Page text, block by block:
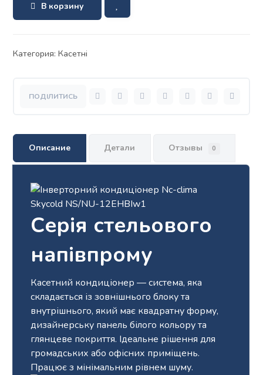
В корзину
Категория:Касетні
Описание Детали Отзывы 0
Серія стельового
напівпрому
Касетний кондиціонер — система, яка
складається із зовнішнього блоку та
внутрішнього, який має квадратну форму,
дизайнерську панель білого кольору та
глянцеве покриття. Ідеальне рішення для
громадських або офісних приміщень.
Працює з мінімальним рівнем шуму.